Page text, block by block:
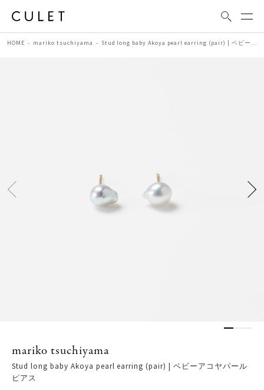
HOME mariko tsuchiyama Stud long baby Akoya pearl earring (pair) | ベビーアコヤパール ピアス
mariko tsuchiyama
Stud long baby Akoya pearl earring (pair) | ベビーアコヤパール
ピアス